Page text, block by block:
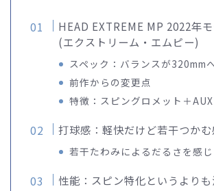
HEAD EXTREME MP 2022年
(エクストリーム・エムピー)
スペック：バランスが320mm
前作からの変更点
特徴：スピングロメット＋
打球感：軽快だけど若干つかむ
若干たわみによるだるさを感じ
性能：スピン特化というより